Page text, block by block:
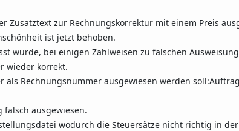
Zusatztext zur Rechnungskorrektur mit einem Preis
ist jetzt behoben.
wurde, bei einigen Zahlweisen zu falschen
wieder korrekt.
Rechnungsnummer ausgewiesen werden
falsch ausgewiesen.
wodurch die Steuersätze nicht richtig in